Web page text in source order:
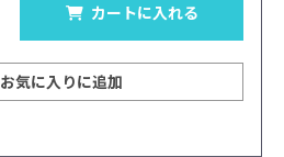
カートに入れる
お気に入りに追加